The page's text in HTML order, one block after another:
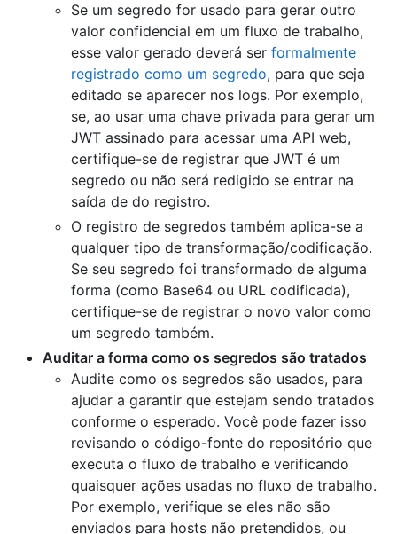
Se um segredo for usado para gerar outro
valor confidencial em um fluxo de trabalho,
esse valor gerado deverá ser formalmente
registrado como um segredo, para que seja
editado se aparecer nos logs. Por exemplo,
se, ao usar uma chave privada para gerar um
JWT assinado para acessar uma API web,
certifique-se de registrar que JWT é um
segredo ou não será redigido se entrar na
saída de do registro.
O registro de segredos também aplica-se a
qualquer tipo de transformação/codificação.
Se seu segredo foi transformado de alguma
forma (como Base64 ou URL codificada),
certifique-se de registrar o novo valor como
um segredo também.
Auditar a forma como os segredos são tratados
Audite como os segredos são usados, para
ajudar a garantir que estejam sendo tratados
conforme o esperado. Você pode fazer isso
revisando o código-fonte do repositório que
executa o fluxo de trabalho e verificando
quaisquer ações usadas no fluxo de trabalho.
Por exemplo, verifique se eles não são
enviados para hosts não pretendidos, ou